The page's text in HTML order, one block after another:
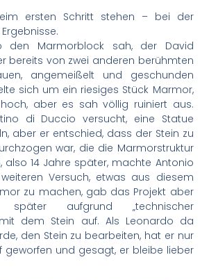
ersten Schritt stehen – bei der
den Marmorblock sah, der David
bereits von zwei anderen berühmten
angemeißelt und geschunden
sich um ein riesiges Stück Marmor,
aber es sah völlig ruiniert aus.
di Duccio versucht, eine Statue
aber er entschied, dass der Stein zu
war, die die Marmorstruktur
also 14 Jahre später, machte Antonio
Versuch, etwas aus diesem
zu machen, gab das Projekt aber
aufgrund „technischer
mit dem Stein auf. Als Leonardo da
den Stein zu bearbeiten, hat er nur
geworfen und gesagt, er bleibe lieber